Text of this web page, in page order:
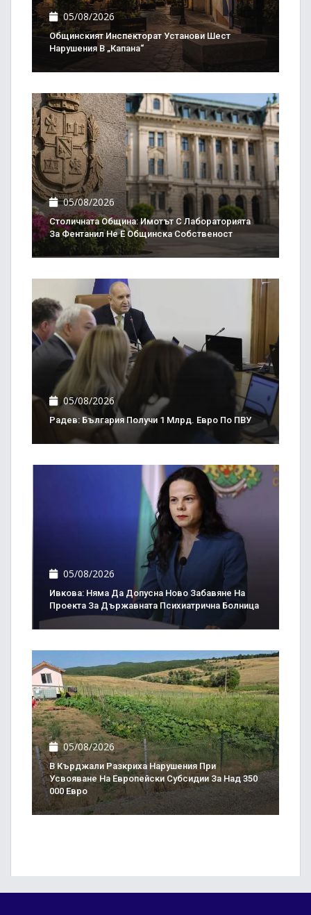
05/08/2026
Общинският Инспекторат Установи Шест
Нарушения В „Капана“
05/08/2026
Столичната Община: Имотът С Лабораторията
За Фентанил Не Е Общинска Собственост
05/08/2026
Радев: България Получи 1 Млрд. Евро По ПВУ
05/08/2026
Ивкова: Няма Да Допусна Ново Забавяне На
Проекта За Държавната Психиатрична Болница
05/08/2026
В Кърджали Разкриха Нарушения При
Усвояване На Европейски Субсидии За Над 350
000 Евро